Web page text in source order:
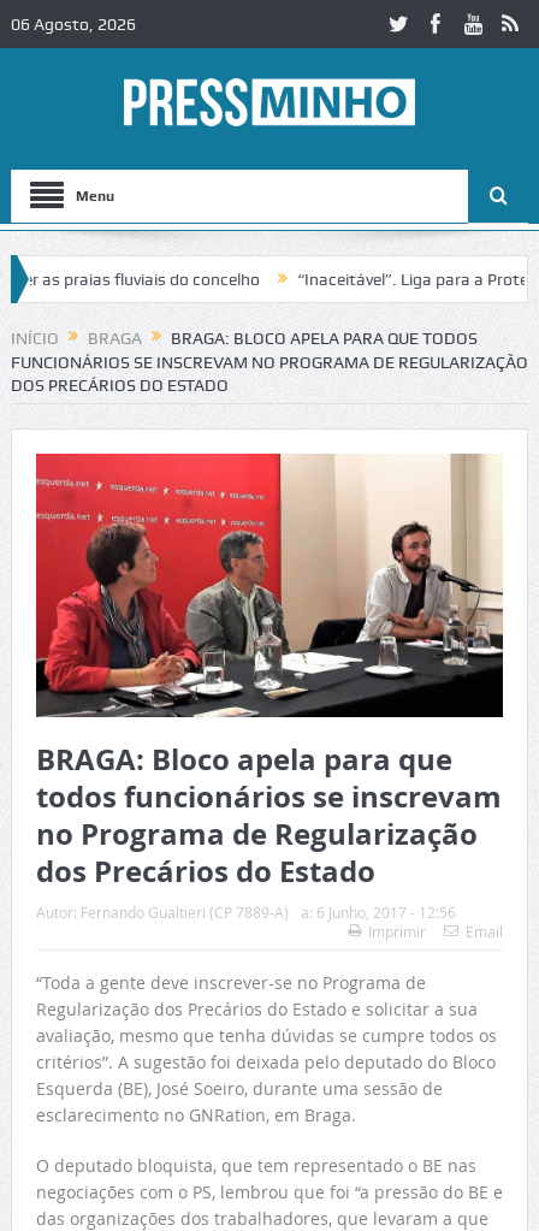
06 Agosto, 2026
Menu
praias fluviais do concelho “Inaceitável”. Liga para a Proteção
de trânsito no IC2 em Alcobaça Igreja do Castelo de Cerveira
INÍCIO BRAGA
BRAGA: BLOCO APELA PARA QUE TODOS
FUNCIONÁRIOS SE INSCREVAM NO PROGRAMA DE REGULARIZAÇÃO
DOS PRECÁRIOS DO ESTADO
BRAGA: Bloco apela para que
todos funcionários se inscrevam
no Programa de Regularização
dos Precários do Estado
Autor: Fernando Gualtieri (CP 7889-A) a: 6 Junho, 2017 - 12:56
Imprimir
Email
“Toda a gente deve inscrever-se no Programa de
Regularização dos Precários do Estado e solicitar a sua
avaliação, mesmo que tenha dúvidas se cumpre todos os
critérios”. A sugestão foi deixada pelo deputado do Bloco
Esquerda (BE), José Soeiro, durante uma sessão de
esclarecimento no GNRation, em Braga.
O deputado bloquista, que tem representado o BE nas
negociações com o PS, lembrou que foi “a pressão do BE e
das organizações dos trabalhadores, que levaram a que